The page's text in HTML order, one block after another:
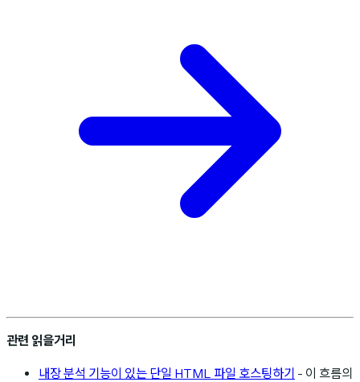
관련 읽을거리
내장 분석 기능이 있는 단일 HTML 파일 호스팅하기 - 이 흐름의